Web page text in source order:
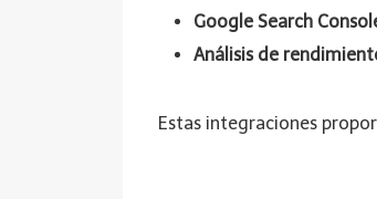
Google Search
Análisis de
Estas integraciones